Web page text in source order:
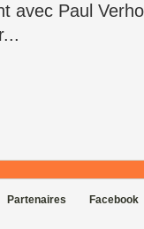
avec Paul
Partenaires Facebook